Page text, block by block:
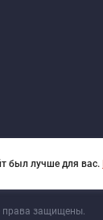
права защищены.
был лучше для вас.